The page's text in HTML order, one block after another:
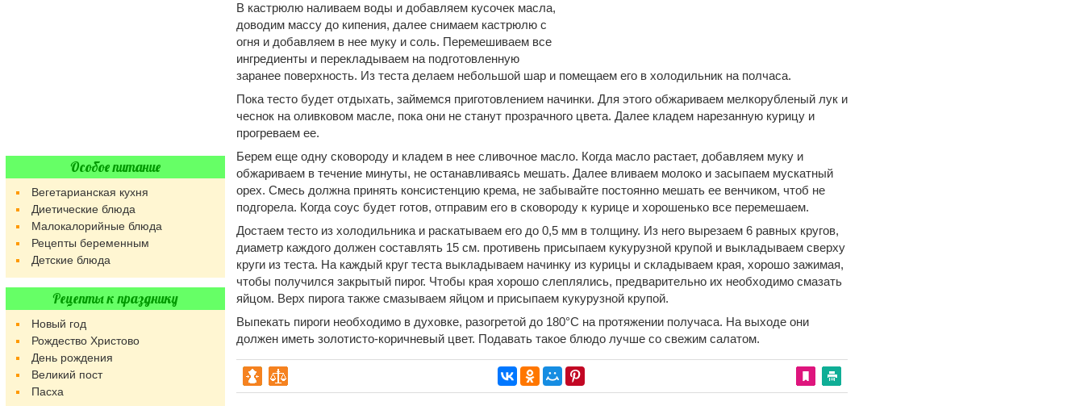
В кастрюлю наливаем воды и добавляем кусочек масла,
доводим массу до кипения, далее снимаем кастрюлю с
огня и добавляем в нее муку и соль. Перемешиваем все
ингредиенты и перекладываем на подготовленную
заранее поверхность. Из теста делаем небольшой шар и помещаем его в холодильник на полчаса.
Пока тесто будет отдыхать, займемся приготовлением начинки. Для этого обжариваем мелкорубленый лук и
чеснок на оливковом масле, пока они не станут прозрачного цвета. Далее кладем нарезанную курицу и
прогреваем ее.
Берем еще одну сковороду и кладем в нее сливочное масло. Когда масло растает, добавляем муку и
обжариваем в течение минуты, не останавливаясь мешать. Далее вливаем молоко и засыпаем мускатный
орех. Смесь должна принять консистенцию крема, не забывайте постоянно мешать ее венчиком, чтоб не
подгорела. Когда соус будет готов, отправим его в сковороду к курице и хорошенько все перемешаем.
Достаем тесто из холодильника и раскатываем его до 0,5 мм в толщину. Из него вырезаем 6 равных кругов,
диаметр каждого должен составлять 15 см. противень присыпаем кукурузной крупой и выкладываем сверху
круги из теста. На каждый круг теста выкладываем начинку из курицы и складываем края, хорошо зажимая,
чтобы получился закрытый пирог. Чтобы края хорошо слеплялись, предварительно их необходимо смазать
яйцом. Верх пирога также смазываем яйцом и присыпаем кукурузной крупой.
Выпекать пироги необходимо в духовке, разогретой до 180°С на протяжении получаса. На выходе они
должен иметь золотисто-коричневый цвет. Подавать такое блюдо лучше со свежим салатом.
Особое питание
Вегетарианская кухня
Диетические блюда
Малокалорийные блюда
Рецепты беременным
Детские блюда
Рецепты к празднику
Новый год
Рождество Христово
День рождения
Великий пост
Пасха